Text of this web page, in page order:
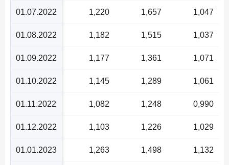
01.07.2022 1,220 1,657 1,047
01.08.2022 1,182 1,515 1,037
01.09.2022 1,177 1,361 1,071
01.10.2022 1,145 1,289 1,061
01.11.2022 1,082 1,248 0,990
01.12.2022 1,103 1,226 1,029
01.01.2023 1,263 1,498 1,132